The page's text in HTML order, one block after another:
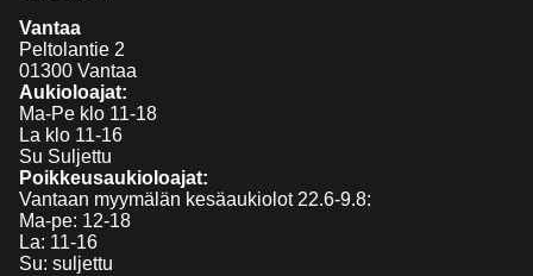
Vantaa
Peltolantie 2
01300 Vantaa
Aukioloajat:
Ma-Pe klo 11-18
La klo 11-16
Su Suljettu
Poikkeusaukioloajat:
Vantaan myymälän kesäaukiolot 22.6-9.8:
Ma-pe: 12-18
La: 11-16
Su: suljettu